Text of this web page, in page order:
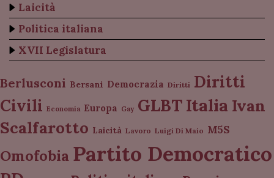
Laicità
Politica italiana
XVII Legislatura
Berlusconi Bersani Democrazia Diritti Diritti
Civili Economia Europa Gay GLBT Italia Ivan
Scalfarotto Laicità Lavoro Luigi Di Maio M5S
Omofobia Partito Democratico